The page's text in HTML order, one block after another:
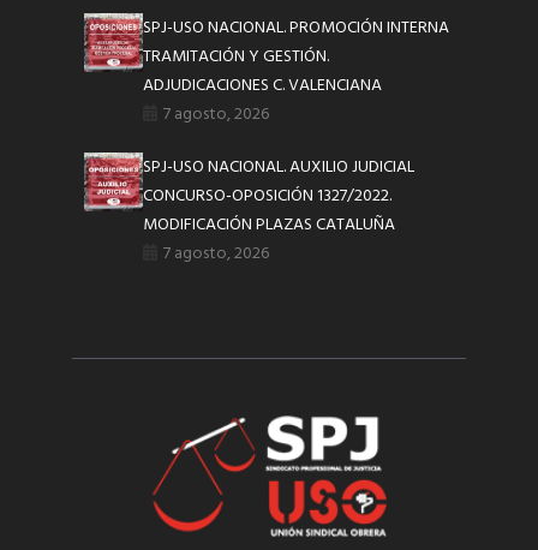
SPJ-USO NACIONAL. PROMOCIÓN INTERNA
TRAMITACIÓN Y GESTIÓN.
ADJUDICACIONES C. VALENCIANA
7 agosto, 2026
SPJ-USO NACIONAL. AUXILIO JUDICIAL
CONCURSO-OPOSICIÓN 1327/2022.
MODIFICACIÓN PLAZAS CATALUÑA
7 agosto, 2026